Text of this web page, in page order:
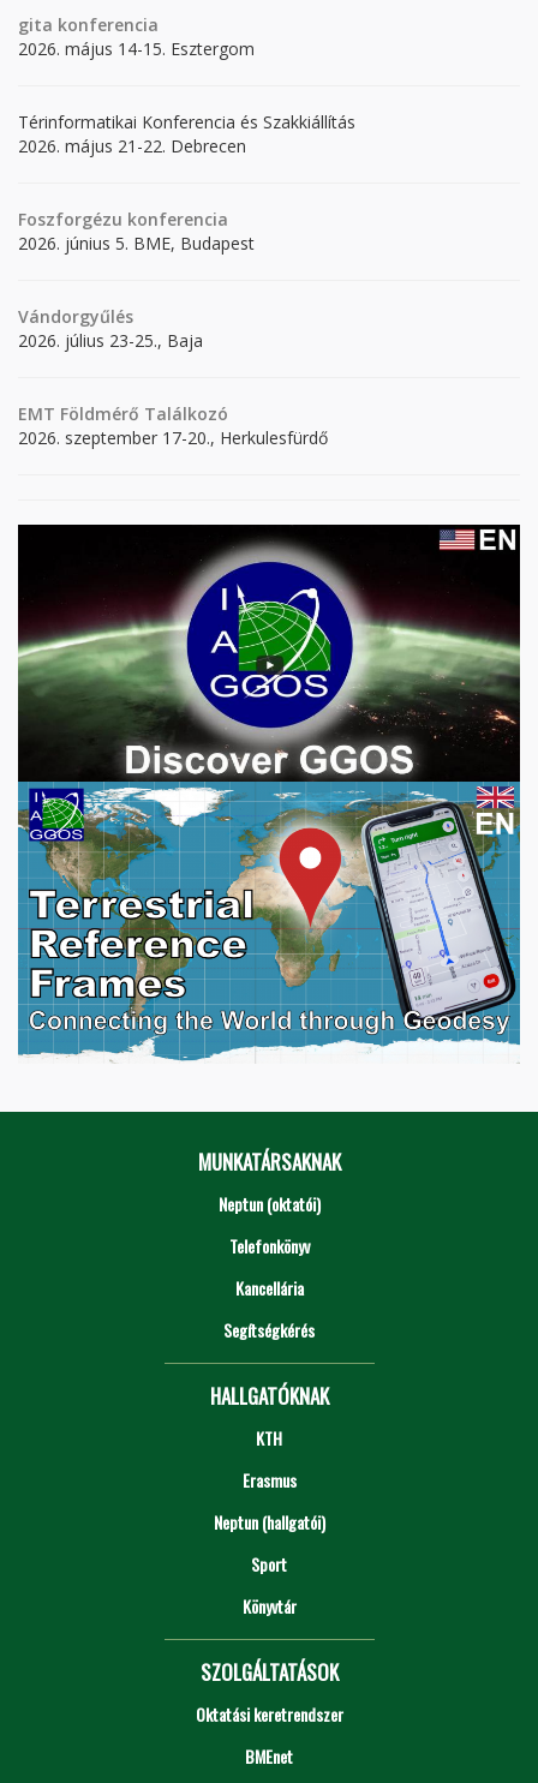
gita konferencia
2026. május 14-15. Esztergom
Térinformatikai Konferencia és Szakkiállítás
2026. május 21-22. Debrecen
Foszforgézu konferencia
2026. június 5. BME, Budapest
Vándorgyűlés
2026. július 23-25., Baja
EMT Földmérő Találkozó
2026. szeptember 17-20., Herkulesfürdő
MUNKATÁRSAKNAK
Neptun (oktatói)
Telefonkönyv
Kancellária
Segítségkérés
HALLGATÓKNAK
KTH
Erasmus
Neptun (hallgatói)
Sport
Könyvtár
SZOLGÁLTATÁSOK
Oktatási keretrendszer
BMEnet